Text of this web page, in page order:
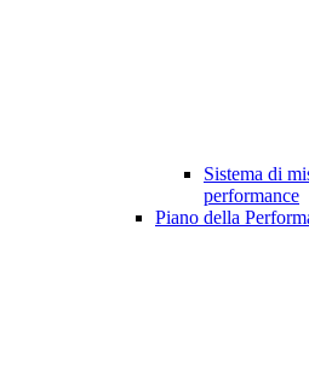
Sistema di
performance
Piano della